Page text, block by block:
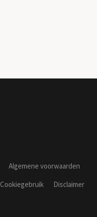
Algemene voorwaarden
Cookiegebruik
Disclaimer